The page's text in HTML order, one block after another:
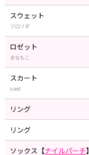
スウェット
フロリダ
ロゼット
まなもこ
スカート
used
リング
リング
ソックス【ナイルパーチ】